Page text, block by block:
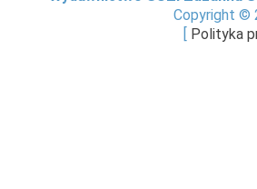
Copyright ©
[ Polityka